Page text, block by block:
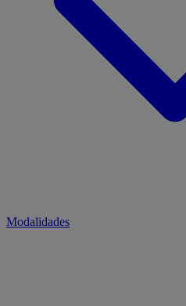
Modalidades